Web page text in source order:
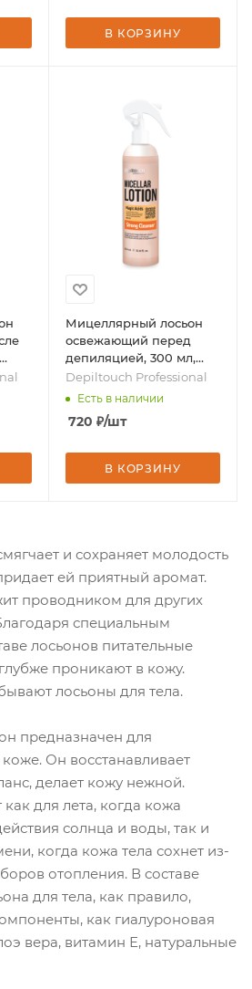
В КОРЗИНУ
Мицеллярный лосьон
освежающий перед
депиляцией, 300 мл,
бренд - Depiltouch
Professional
Depiltouch Professional
Есть в наличии
720 ₽/шт
В КОРЗИНУ
и сохраняет молодость
ей приятный аромат.
проводником для других
специальным
лосьонов питательные
проникают в кожу.
лосьоны для тела.
предназначен для
Он восстанавливает
делает кожу нежной.
для лета, когда кожа
солнца и воды, так и
когда кожа тела сохнет из-
отопления. В составе
для тела, как правило,
как гиалуроновая
вера, витамин Е, натуральные